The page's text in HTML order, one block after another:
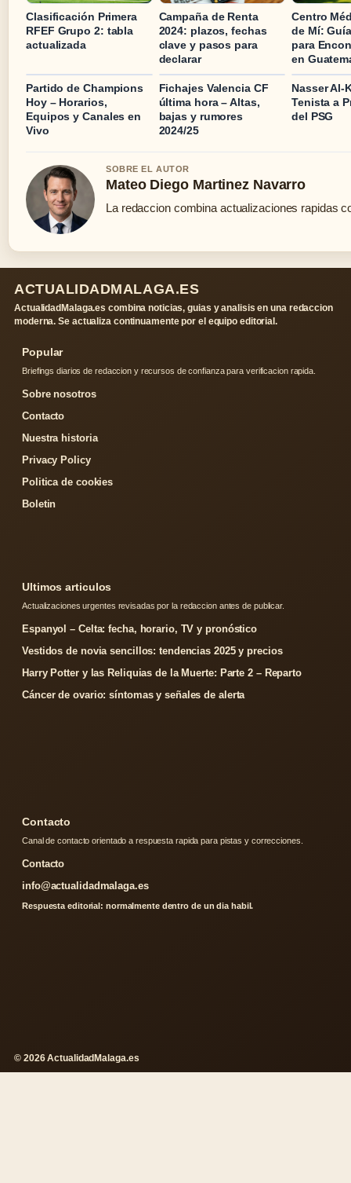
Clasificación Primera
RFEF Grupo 2: tabla
actualizada
Campaña de Renta
2024: plazos, fechas
clave y pasos para
declarar
Centro
de Mí:
para
en
Partido de Champions
Hoy – Horarios,
Equipos y Canales en
Vivo
Fichajes Valencia CF
última hora – Altas,
bajas y rumores
2024/25
Nasser Al-
Tenista a
del PSG
SOBRE EL AUTOR
Mateo Diego Martinez Navarro
La redaccion combina actualizaciones rapidas
ACTUALIDADMALAGA.ES
ActualidadMalaga.es combina noticias, guias y analisis en una redaccion
moderna. Se actualiza continuamente por el equipo editorial.
Popular
Briefings diarios de redaccion y recursos de confianza para verificacion rapida.
Sobre nosotros
Contacto
Nuestra historia
Privacy Policy
Politica de cookies
Boletin
Ultimos articulos
Actualizaciones urgentes revisadas por la redaccion antes de publicar.
Espanyol – Celta: fecha, horario, TV y pronóstico
Vestidos de novia sencillos: tendencias 2025 y precios
Harry Potter y las Reliquias de la Muerte: Parte 2 – Reparto
Cáncer de ovario: síntomas y señales de alerta
Contacto
Canal de contacto orientado a respuesta rapida para pistas y correcciones.
Contacto
info@actualidadmalaga.es
Respuesta editorial: normalmente dentro de un dia habil.
© 2026 ActualidadMalaga.es